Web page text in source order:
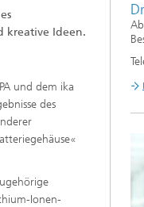
kreative Ideen.
und dem ika
des
Ionen-